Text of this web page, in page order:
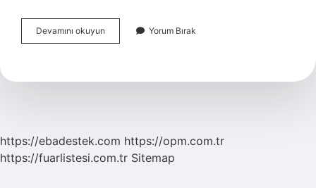
Devamını okuyun
Türklerde
Demek
Yorum Bırak
https://ebadestek.com https://opm.com.tr
https://fuarlistesi.com.tr Sitemap